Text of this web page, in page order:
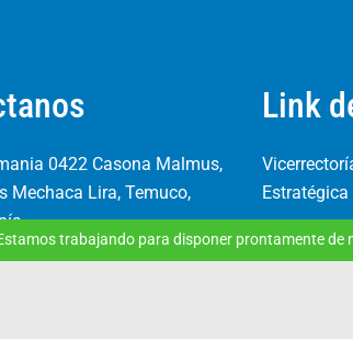
trabajando para disponer prontamente
0422 Casona Malmus,
Mechaca Lira, Temuco,
Link
Estratégica
Programa